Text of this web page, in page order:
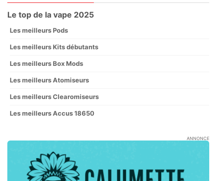
Le top de la vape 2025
Les meilleurs Pods
Les meilleurs Kits débutants
Les meilleurs Box Mods
Les meilleurs Atomiseurs
Les meilleurs Clearomiseurs
Les meilleurs Accus 18650
ANNONCE